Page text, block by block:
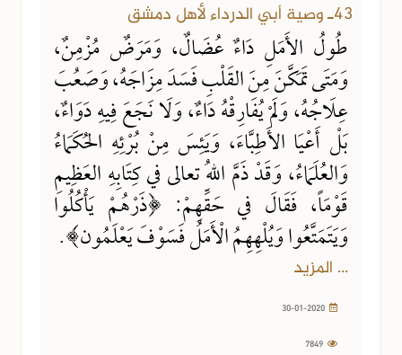
43ـ وصية أبي الدرداء لأهل دمشق
طُولُ الأَمَلِ دَاءٌ عُضَالٌ، وَمَرَضٌ مُزْمِنٌ،
وَمَتَى تَمَكَّنَ مِنَ القَلْبِ فَسَدَ مِزَاجَهُ، وَصَعُبَ
عِلَاجُهُ، وَلَمْ يُفَارِقْهُ دَاءٌ، وَلَا نَجَعَ فِيهِ دَوَاءٌ،
بَلْ أَعْيَا الأَطِبَّاءَ، وَيَئِسَ مِنْ بُرْئِهِ الحُكَمَاءُ
وَالعُلَمَاءُ، وَقَدْ ذَمَّ اللهُ تعالى في كِتَابِهِ العَظِيمِ
قَوْمَاً، فَقَالَ في حَقِّهِمْ: ﴿ذَرْهُمْ يَأْكُلُوا
وَيَتَمَتَّعُوا وَيُلْهِهِمُ الْأَمَلُ فَسَوْفَ يَعْلَمُون﴾.
... المزيد